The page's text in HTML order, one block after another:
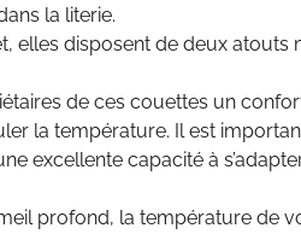
la literie.
elles disposent de deux atouts
de ces couettes un
la température. Il est
excellente capacité à
profond, la température de